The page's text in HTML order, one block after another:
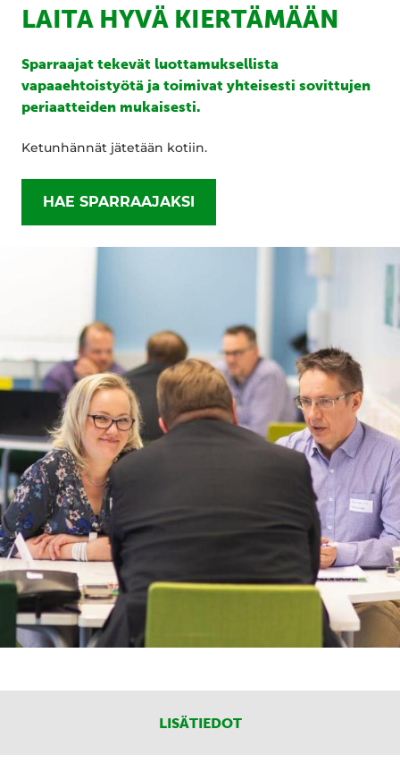
LAITA HYVÄ KIERTÄMÄÄN
Sparraajat tekevät luottamuksellista
vapaaehtoistyötä ja toimivat yhteisesti sovittujen
periaatteiden mukaisesti.
Ketunhännät jätetään kotiin.
HAE SPARRAAJAKSI
LISÄTIEDOT